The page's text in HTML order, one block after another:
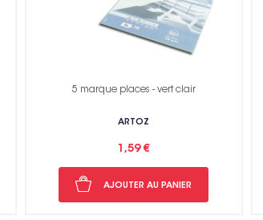
5 marque places - vert clair
ARTOZ
1,59 €
AJOUTER AU PANIER